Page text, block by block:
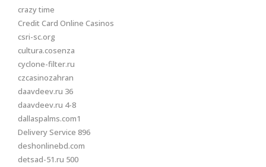
crazy time
Credit Card Online Casinos
csri-sc.org
cultura.cosenza
cyclone-filter.ru
czcasinozahran
daavdeev.ru 36
daavdeev.ru 4-8
dallaspalms.com1
Delivery Service 896
deshonlinebd.com
detsad-51.ru 500